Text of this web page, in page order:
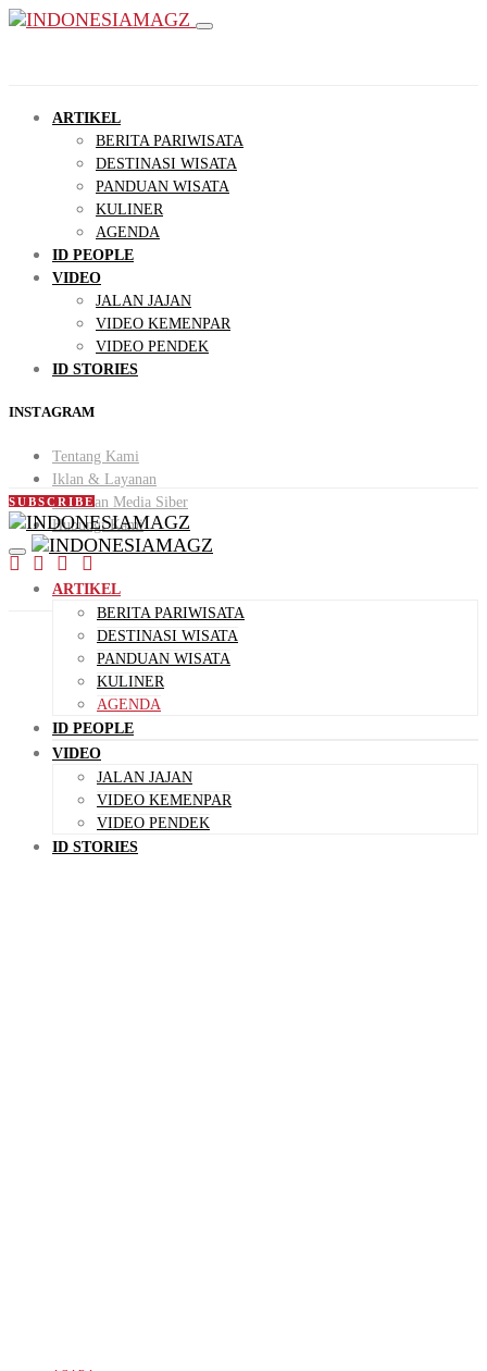
ARTIKEL
BERITA PARIWISATA
DESTINASI WISATA
PANDUAN WISATA
KULINER
AGENDA
ID PEOPLE
VIDEO
JALAN JAJAN
VIDEO KEMENPAR
VIDEO PENDEK
ID STORIES
INSTAGRAM
Tentang Kami
Iklan & Layanan
Pedoman Media Siber
Hubungi Kami
SUBSCRIBE
ARTIKEL
BERITA PARIWISATA
DESTINASI WISATA
PANDUAN WISATA
KULINER
AGENDA
ID PEOPLE
VIDEO
JALAN JAJAN
VIDEO KEMENPAR
VIDEO PENDEK
ID STORIES